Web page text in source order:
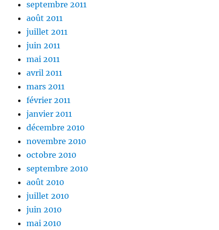
septembre 2011
août 2011
juillet 2011
juin 2011
mai 2011
avril 2011
mars 2011
février 2011
janvier 2011
décembre 2010
novembre 2010
octobre 2010
septembre 2010
août 2010
juillet 2010
juin 2010
mai 2010